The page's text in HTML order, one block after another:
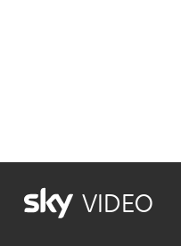
VIDEO